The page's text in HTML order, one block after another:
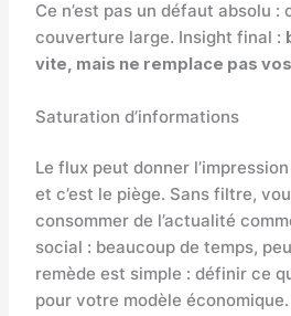
Ce n’est pas un défaut absolu :
couverture large. Insight final :
vite, mais ne remplace pas
Saturation d’informations
Le flux peut donner
et c’est le piège. Sans filtre,
consommer de l’actualité
social : beaucoup de temps,
remède est simple : définir ce
pour votre modèle économique.